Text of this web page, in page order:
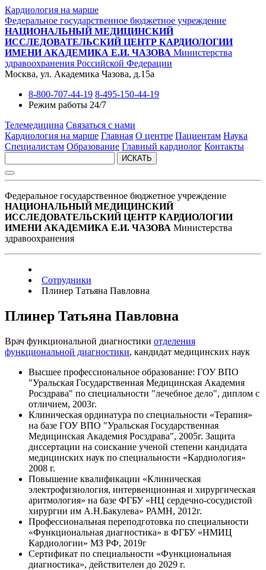
Кардиология на марше
Федеральное государственное бюджетное учреждение
НАЦИОНАЛЬНЫЙ МЕДИЦИНСКИЙ
ИССЛЕДОВАТЕЛЬСКИЙ ЦЕНТР КАРДИОЛОГИИ
ИМЕНИ АКАДЕМИКА Е.И. ЧАЗОВА Министерства
здравоохранения Российской Федерации
Москва, ул. Академика Чазова, д.15а
8-800-707-44-19 8-495-150-44-19
Режим работы 24/7
Телемедицина Связаться с нами
Кардиология на марше Главная О центре Пациентам Наука
Специалистам Образование Главный кардиолог Контакты
ИСКАТЬ
Федеральное государственное бюджетное учреждение
НАЦИОНАЛЬНЫЙ МЕДИЦИНСКИЙ
ИССЛЕДОВАТЕЛЬСКИЙ ЦЕНТР КАРДИОЛОГИИ
ИМЕНИ АКАДЕМИКА Е.И. ЧАЗОВА Министерства
здравоохранения
Сотрудники
Плинер Татьяна Павловна
Плинер Татьяна Павловна
Врач функциональной диагностики отделения
функциональной диагностики, кандидат медицинских наук
Высшее профессиональное образование: ГОУ ВПО
"Уральская Государственная Медицинская Академия
Росздрава" по специальности "лечебное дело", диплом с
отличием, 2003г.
Клиническая ординатура по специальности «Терапия»
на базе ГОУ ВПО "Уральская Государственная
Медицинская Академия Росздрава", 2005г. Защита
диссертации на соискание ученой степени кандидата
медицинских наук по специальности «Кардиология»
2008 г.
Повышение квалификации «Клиническая
электрофизиология, интервенционная и хирургическая
аритмология» на базе ФГБУ «НЦ сердечно-сосудистой
хирургии им А.Н.Бакулева» РАМН, 2012г.
Профессиональная переподготовка по специальности
«Функциональная диагностика» в ФГБУ «НМИЦ
Кардиологии» МЗ РФ, 2019г
Сертификат по специальности «Функциональная
диагностика», действителен до 2029 г.